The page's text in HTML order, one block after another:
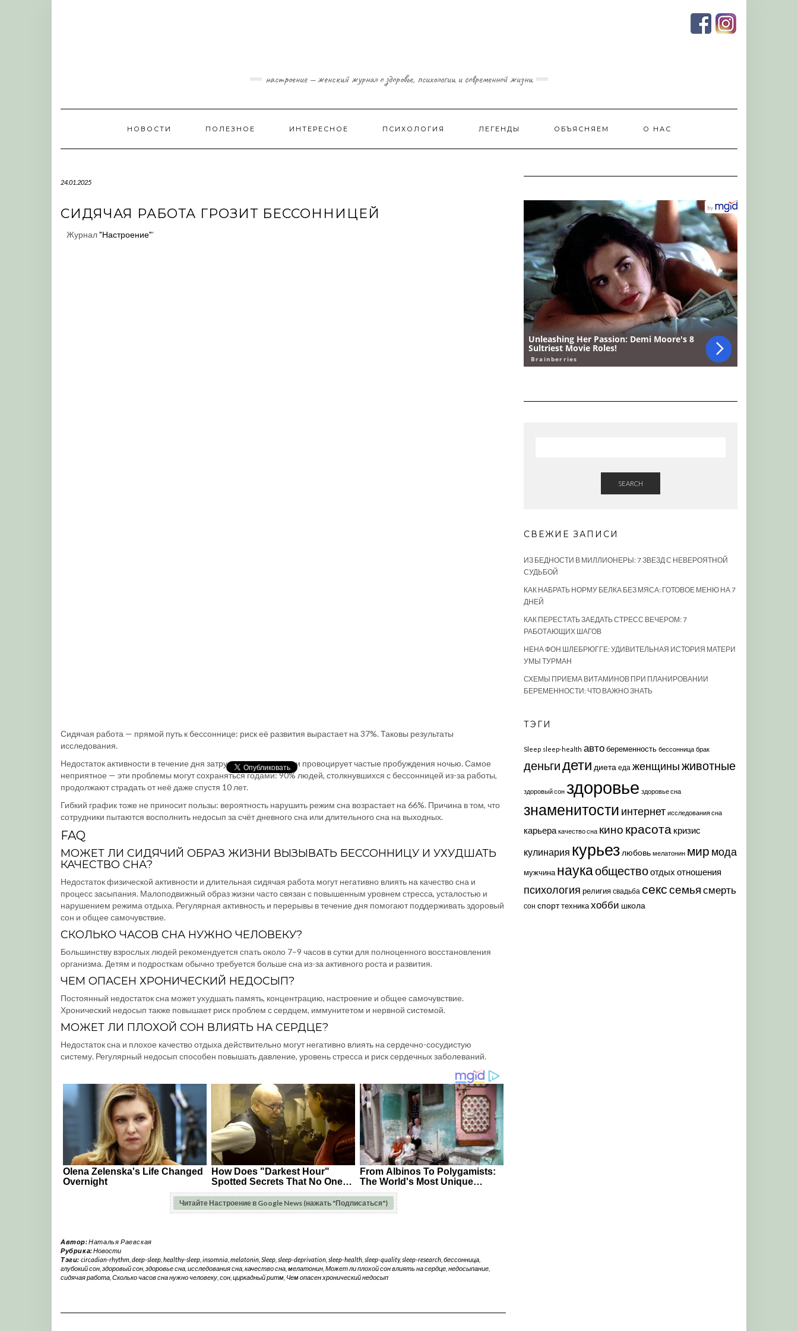
настроение — женский журнал о здоровье, психологии и современной жизни
НОВОСТИ ПОЛЕЗНОЕ ИНТЕРЕСНОЕ ПСИХОЛОГИЯ ЛЕГЕНДЫ ОБЪЯСНЯЕМ О НАС
24.01.2025
СИДЯЧАЯ РАБОТА ГРОЗИТ БЕССОННИЦЕЙ
Журнал"Настроение"'
Сидячая работа — прямой путь к бессоннице: риск её развития вырастает на 37%. Таковы результаты
исследования.
Недостаток активности в течение дня затрудняет засыпание и провоцирует частые пробуждения ночью. Самое
неприятное — эти проблемы могут сохраняться годами: 90% людей, столкнувшихся с бессонницей из-за работы,
продолжают страдать от неё даже спустя 10 лет.
Гибкий график тоже не приносит пользы: вероятность нарушить режим сна возрастает на 66%. Причина в том, что
сотрудники пытаются восполнить недосып за счёт дневного сна или длительного сна на выходных.
FAQ
МОЖЕТ ЛИ СИДЯЧИЙ ОБРАЗ ЖИЗНИ ВЫЗЫВАТЬ БЕССОННИЦУ И УХУДШАТЬ
КАЧЕСТВО СНА?
Недостаток физической активности и длительная сидячая работа могут негативно влиять на качество сна и
процесс засыпания. Малоподвижный образ жизни часто связан с повышенным уровнем стресса, усталостью и
нарушением режима отдыха. Регулярная активность и перерывы в течение дня помогают поддерживать здоровый
сон и общее самочувствие.
СКОЛЬКО ЧАСОВ СНА НУЖНО ЧЕЛОВЕКУ?
Большинству взрослых людей рекомендуется спать около 7–9 часов в сутки для полноценного восстановления
организма. Детям и подросткам обычно требуется больше сна из-за активного роста и развития.
ЧЕМ ОПАСЕН ХРОНИЧЕСКИЙ НЕДОСЫП?
Постоянный недостаток сна может ухудшать память, концентрацию, настроение и общее самочувствие.
Хронический недосып также повышает риск проблем с сердцем, иммунитетом и нервной системой.
МОЖЕТ ЛИ ПЛОХОЙ СОН ВЛИЯТЬ НА СЕРДЦЕ?
Недостаток сна и плохое качество отдыха действительно могут негативно влиять на сердечно-сосудистую
систему. Регулярный недосып способен повышать давление, уровень стресса и риск сердечных заболеваний.
Читайте Настроение в Google News (нажать "Подписаться")
Автор:Наталья Раевская
Рубрика:Новости
Тэги: circadian-rhythm deep-sleep, healthy-sleep, insomnia melatonin, Sleep, sleep-deprivation, sleep-health, sleep-quality,sleep-research, бессонница,
глубокий сон здоровый сон здоровье сна исследования сна качество сна мелатонин Может ли плохой сон влиять на сердце недосыпание
сидячая работа Сколько часов сна нужно человеку сон циркадный ритм Чем опасен хронический недосып
SEARCH
СВЕЖИЕ ЗАПИСИ
ИЗ БЕДНОСТИ В МИЛЛИОНЕРЫ: 7 ЗВЕЗД С НЕВЕРОЯТНОЙ
СУДЬБОЙ
КАК НАБРАТЬ НОРМУ БЕЛКА БЕЗ МЯСА: ГОТОВОЕ МЕНЮ НА 7
ДНЕЙ
КАК ПЕРЕСТАТЬ ЗАЕДАТЬ СТРЕСС ВЕЧЕРОМ: 7
РАБОТАЮЩИХ ШАГОВ
НЕНА ФОН ШЛЕБРЮГГЕ: УДИВИТЕЛЬНАЯ ИСТОРИЯ МАТЕРИ
УМЫ ТУРМАН
СХЕМЫ ПРИЕМА ВИТАМИНОВ ПРИ ПЛАНИРОВАНИИ
БЕРЕМЕННОСТИ: ЧТО ВАЖНО ЗНАТЬ
ТЭГИ
Sleep sleep-health автобеременность бессонница брак
деньгидети диета еда женщиныживотные
здоровый сон здоровье здоровье сна
знаменитости интернет исследования сна
карьера качество сна кино красота кризис
кулинария курьез любовь мелатонин мир мода
мужчина наукаобществоотдых отношения
психология религия свадьба секссемья смерть
сон спорттехникахобби школа